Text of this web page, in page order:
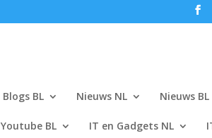
Blogs BL Nieuws NL Nieuws BL
Youtube BL IT en Gadgets NL